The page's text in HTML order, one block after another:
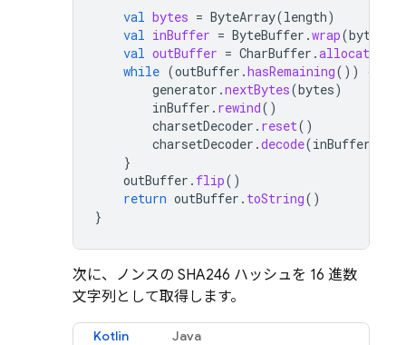
val bytes = ByteArray(length)
val inBuffer = ByteBuffer .wrap(bytes
val outBuffer = CharBuffer .allocate
while (outBuffer .hasRemaining())
{
generator .nextBytes(bytes)
inBuffer . rewind()
charsetDecoder . reset()
charsetDecoder .decode(inBuffer
}
outBuffer . flip()
return outBuffer . toString()
}
次に、ノンスの SHA246 ハッシュを 16 進数
文字列として取得します。
Kotlin Java